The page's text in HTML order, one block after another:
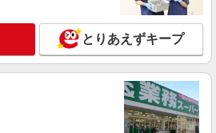
とりあえずキープ